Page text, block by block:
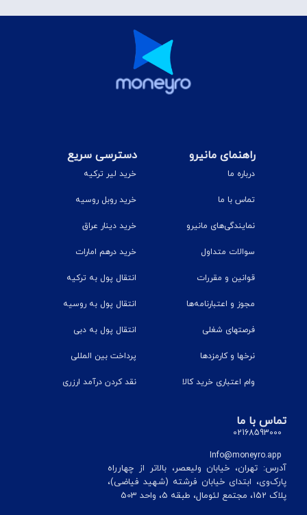
راهنمای مانیرو
درباره ما
تماس با ما
نمایندگی‌های مانیرو
سوالات متداول
قوانین و مقررات
مجوز و اعتبارنامه‌ها
فرصتهای شغلی
نرخ‎ها و کارمزدها
وام اعتباری خرید کالا
دسترسی سریع
خرید لیر ترکیه
خرید روبل روسیه
خرید دینار عراق
خرید درهم امارات
انتقال پول به ترکیه
انتقال پول به روسیه
انتقال پول به دبی
پرداخت بین المللی
نقد کردن درآمد ارزری
تماس با ما
02168593000
Info@moneyro.app
آدرس: تهران، خیابان ولیعصر، بالاتر از چهارراه
پارک‌وی، ابتدای خیابان فرشته (شهید فیاضی)،
پلاک 152، مجتمع لئومال، طبقه 5، واحد 503